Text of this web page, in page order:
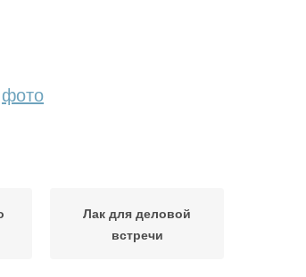
фото
Лак для деловой
встречи